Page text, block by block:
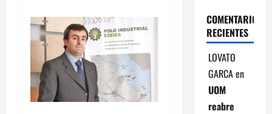
COMENTARIOS
RECIENTES
LOVATO
GARCAen
UOM
reabre